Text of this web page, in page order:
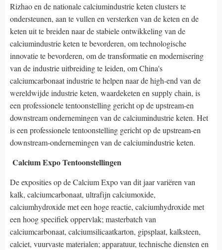
Rizhao en de nationale calciumindustrie keten clusters te
ondersteunen, aan te vullen en versterken van de keten en de
keten uit te breiden naar de stabiele ontwikkeling van de
calciumindustrie keten te bevorderen, om technologische
innovatie te bevorderen, om de transformatie en modernisering
van de industrie uitbreiding te leiden, om China's
calciumcarbonaat industrie te helpen naar de high-end van de
wereldwijde industrie keten, waardeketen en supply chain, is
een professionele tentoonstelling gericht op de upstream-en
downstream ondernemingen van de calciumindustrie keten. Het
is een professionele tentoonstelling gericht op de upstream-en
downstream-ondernemingen van de calciumindustrie keten.
Calcium Expo Tentoonstellingen
De exposities op de Calcium Expo van dit jaar variëren van
kalk, calciumcarbonaat, ultrafijn calciumoxide,
calciumhydroxide met een hoge reactie, calciumhydroxide met
een hoog specifiek oppervlak; masterbatch van
calciumcarbonaat, calciumsilicaatkarton, gipsplaat, kalksteen,
calciet, vuurvaste materialen; apparatuur, technische diensten en